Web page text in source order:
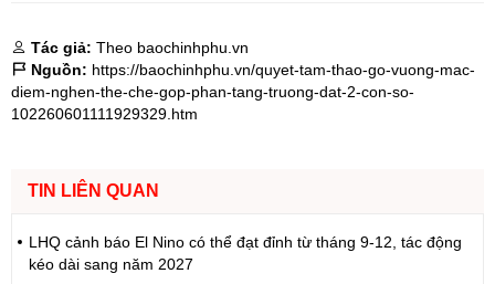
Tác giả: Theo baochinhphu.vn
Nguồn: https://baochinhphu.vn/quyet-tam-thao-go-vuong-mac-
diem-nghen-the-che-gop-phan-tang-truong-dat-2-con-so-
102260601111929329.htm
TIN LIÊN QUAN
LHQ cảnh báo El Nino có thể đạt đỉnh từ tháng 9-12, tác động
kéo dài sang năm 2027